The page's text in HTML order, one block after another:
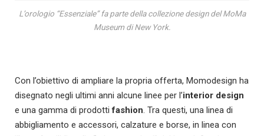
L’orologio “Essenziale” fa parte della collezione design del MoMa
Museum di New York.
Con l’obiettivo di ampliare la propria offerta, Momodesign ha
disegnato negli ultimi anni alcune linee per l’interior design
e una gamma di prodottifashion. Tra questi, una linea di
abbigliamento e accessori, calzature e borse, in linea con